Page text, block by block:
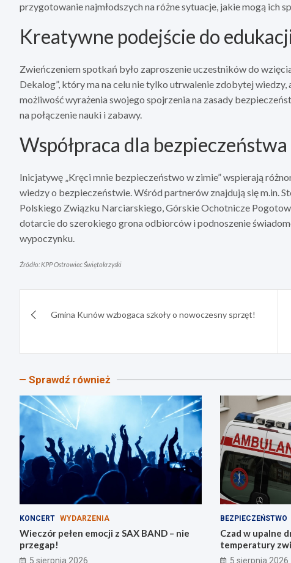
przygotowanie najmłodszych na różne sytuacje, jakie mogą ich
Kreatywne podejście do
Zwieńczeniem spotkań było zaproszenie uczestników do
Dekalog”, który ma na celu nie tylko utrwalenie zdobytej
możliwość wyrażenia swojego spojrzenia na zasady
na połączenie nauki i zabawy.
Współpraca dla bezpieczeństwa
Inicjatywę „Kręci mnie bezpieczeństwo w zimie” wspierają
wiedzy o bezpieczeństwie. Wśród partnerów znajdują się m.in.
Polskiego Związku Narciarskiego, Górskie Ochotnicze
dotarcie do szerokiego grona odbiorców i podnoszenie
wypoczynku.
Źródło: KPP Ostrowiec Świętokrzyski
wpisuGmina Kunów wzbogaca szkoły o nowoczesny sprzęt!
Sprawdź również
KONCERT WYDARZENIA
Wieczór pełen emocji z SAX BAND – nie
przegap!
5 sierpnia 2026
BEZPIECZEŃSTWO
Czad w upalne
temperatury
tlenkiem węgla
5 sierpnia 2026